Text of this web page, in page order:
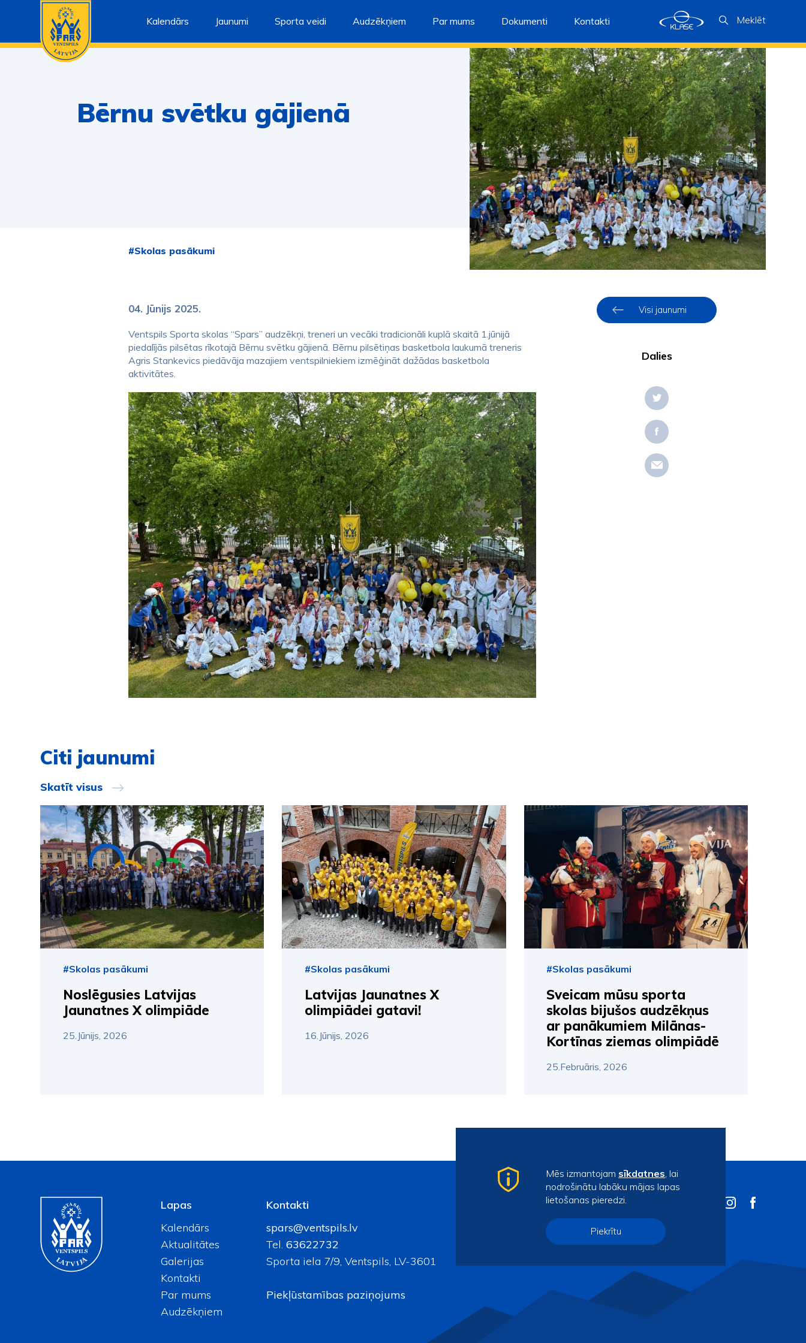
Kalendārs Jaunumi Sporta veidi Audzēkņiem Par mums Dokumenti Kontakti Meklēt
Bērnu svētku gājienā
#Skolas pasākumi
04. Jūnijs 2025.
Ventspils Sporta skolas “Spars” audzēkņi, treneri un vecāki tradicionāli kuplā skaitā 1.jūnijā
piedalījās pilsētas rīkotajā Bērnu svētku gājienā. Bērnu pilsētiņas basketbola laukumā treneris
Agris Stankevics piedāvāja mazajiem ventspilniekiem izmēģināt dažādas basketbola
aktivitātes.
Visi jaunumi
Dalies
Citi jaunumi
Skatīt visus
#Skolas pasākumi
Noslēgusies Latvijas
Jaunatnes X olimpiāde
25.Jūnijs, 2026
#Skolas pasākumi
Latvijas Jaunatnes X
olimpiādei gatavi!
16.Jūnijs, 2026
#Skolas pasākumi
Sveicam mūsu sporta
skolas bijušos audzēkņus
ar panākumiem Milānas-
Kortīnas ziemas olimpiādē
25.Februāris, 2026
Lapas
Kalendārs
Aktualitātes
Galerijas
Kontakti
Par mums
Audzēkņiem
Kontakti
spars@ventspils.lv
Tel. 63622732
Sporta iela 7/9, Ventspils, LV-3601
Piekļūstamības paziņojums
Mēs izmantojam sīkdatnes , lai
nodrošinātu labāku mājas lapas
lietošanas pieredzi.
Piekrītu